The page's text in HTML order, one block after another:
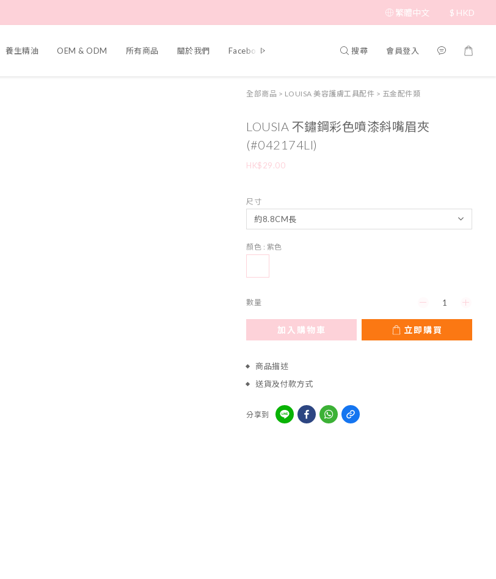
繁體中文 $ HKD
養生精油 OEM & ODM 所有商品 關於我們 Facebook 專頁 搜尋 會員登入
全部商品 > LOUISA 美容護膚工具配件 > 五金配件類
LOUSIA 不鏽鋼彩色噴漆斜嘴眉夾
(#042174LI)
HK$29.00
尺寸
顏色 : 紫色
數量
加入購物車 立即購買
商品描述
送貨及付款方式
分享到